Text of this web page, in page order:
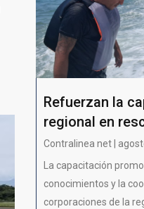
Refuerzan la
regional en
Contralinea net |
La capacitación
conocimientos y la
corporaciones de la